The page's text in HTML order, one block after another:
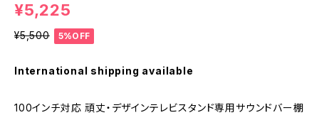
¥5,225
¥5,500 5%OFF
International shipping available
100インチ対応 頑丈・デザインテレビスタンド専用サウンドバー棚